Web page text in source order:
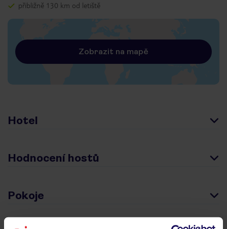
přibližně 130 km od letiště
Zobrazit na mapě
Hotel
Hodnocení hostů
Pokoje